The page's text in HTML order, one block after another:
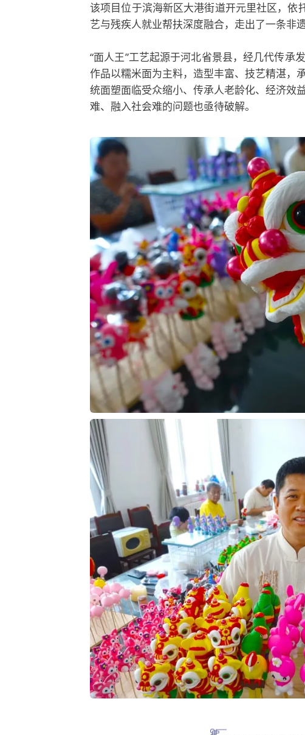
该项目位于滨海新区大港街道开元里社区，依
艺与残疾人就业帮扶深度融合，走出了一条非
“面人王”工艺起源于河北省景县，经几代传承
作品以糯米面为主料，造型丰富、技艺精湛，
统面塑面临受众缩小、传承人老龄化、经济效
难、融入社会难的问题也亟待破解。